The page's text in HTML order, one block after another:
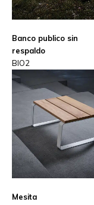
Banco publico sin
respaldo
BIO2
Mesita